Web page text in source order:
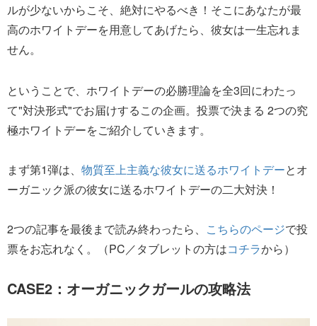
ルが少ないからこそ、絶対にやるべき！そこにあなたが最
高のホワイトデーを用意してあげたら、彼女は一生忘れま
せん。
ということで、ホワイトデーの必勝理論を全3回にわたっ
て"対決形式"でお届けするこの企画。投票で決まる 2つの究
極ホワイトデーをご紹介していきます。
まず第1弾は、 物質至上主義な彼女に送るホワイトデーとオ
ーガニック派の彼女に送るホワイトデーの二大対決！
2つの記事を最後まで読み終わったら、 こちらのページで投
票をお忘れなく。（PC／タブレットの方はコチラから）
CASE2：オーガニックガールの攻略法